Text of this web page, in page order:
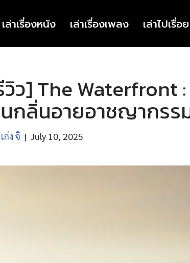
เล่าเรื่องหนัง เล่าเรื่องเพลง เล่าไปเรื่อย
ว] The Waterfront
กลิ่นอายอาชญากรร
เก่ง จิ July 10, 2025